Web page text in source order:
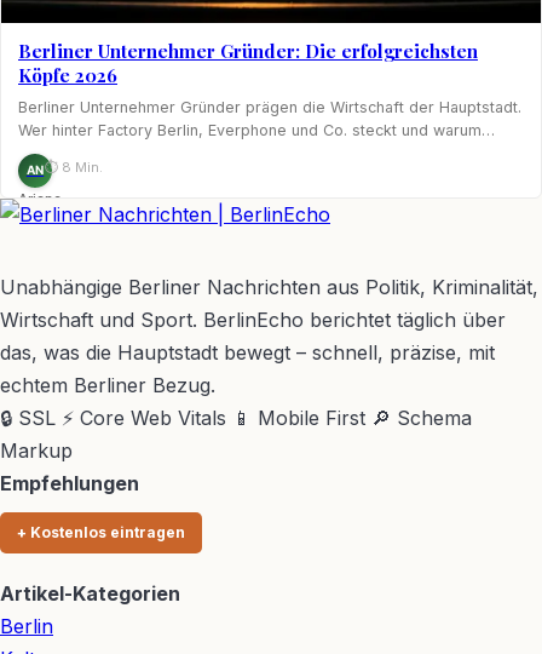
Berliner Unternehmer Gründer: Die erfolgreichsten
Köpfe 2026
Berliner Unternehmer Gründer prägen die Wirtschaft der Hauptstadt.
Wer hinter Factory Berlin, Everphone und Co. steckt und warum…
AN
Ariane
Nagel
⏱ 8 Min.
Unabhängige Berliner Nachrichten aus Politik, Kriminalität,
Wirtschaft und Sport. BerlinEcho berichtet täglich über
das, was die Hauptstadt bewegt – schnell, präzise, mit
echtem Berliner Bezug.
🔒 SSL ⚡ Core Web Vitals 📱 Mobile First 🔎 Schema
Markup
Empfehlungen
+ Kostenlos eintragen
Artikel-Kategorien
Berlin